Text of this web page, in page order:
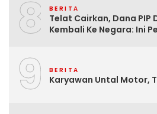
8 BERITA
Telat Cairkan, Dana
Kembali Ke Negara: Ini
9 BERITA
Karyawan Untal Motor,